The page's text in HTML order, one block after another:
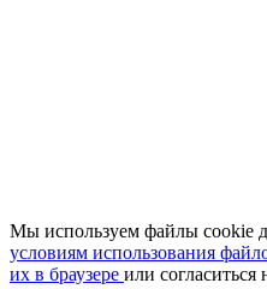
Мы используем файлы cookie
условиям использования
их в браузере или cогласиться